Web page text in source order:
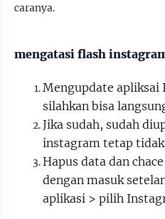
caranya.
mengatasi flash
Mengupdate apliksai
silahkan bisa
Jika sudah, sudah
instagram tetap
Hapus data dan
dengan masuk
aplikasi > pilih